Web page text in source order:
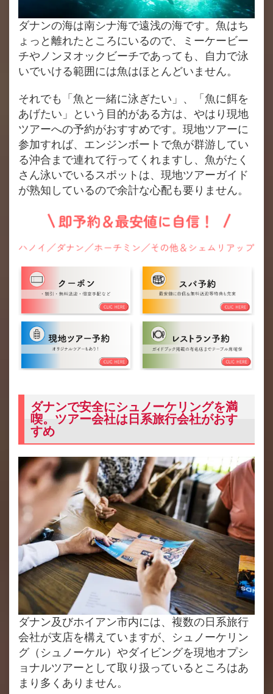
ダナンの海は南シナ海で遠浅の海です。魚はち
ょっと離れたところにいるので、ミーケービー
チやノンヌオックビーチであっても、自力で泳
いでいける範囲には魚はほとんどいません。
それでも「魚と一緒に泳ぎたい」、「魚に餌を
あげたい」という目的がある方は、やはり現地
ツアーへの予約がおすすめです。現地ツアーに
参加すれば、エンジンボートで魚が群游してい
る沖合まで連れて行ってくれますし、魚がたく
さん泳いでいるスポットは、現地ツアーガイド
が熟知しているので余計な心配も要りません。
ダナンで安全にシュノーケリングを満
喫。ツアー会社は日系旅行会社がおす
すめ
ダナン及びホイアン市内には、複数の日系旅行
会社が支店を構えていますが、シュノーケリン
グ（シュノーケル）やダイビングを現地オプシ
ョナルツアーとして取り扱っているところはあ
まり多くありません。